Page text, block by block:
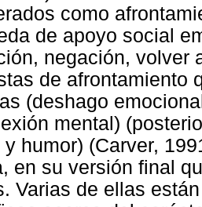
como
de apoyo social
negación, volver
de afrontamiento
(deshago
mental)
y humor) (Carver,
en su versión final
Varias de ellas